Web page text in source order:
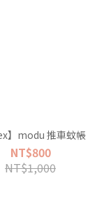
】modu 推車蚊帳
NT$800
NT$1,000